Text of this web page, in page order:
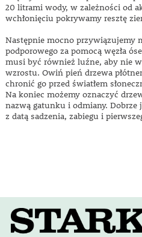
20 litrami wody, w zależności od
wchłonięciu pokrywamy resztę
Następnie mocno przywiązujemy
podporowego za pomocą węzła
musi być również luźne, aby nie
wzrostu. Owiń pień drzewa
chronić go przed światłem
Na koniec możemy oznaczyć
nazwą gatunku i odmiany. Dobrze
z datą sadzenia, zabiegu i